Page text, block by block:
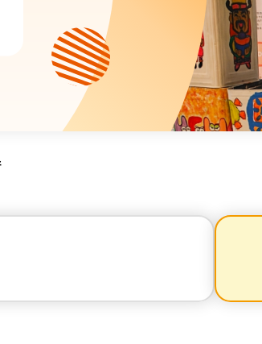
加入义工
年报
会讯及刊物
财务报告
资源中心
活动焦点
活动报名
最新动向